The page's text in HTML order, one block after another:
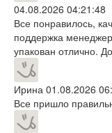
04.08.2026 04:21:48
Все понравилось,
поддержка
упакован отлично.
Ирина 01.08.2026
Все пришло